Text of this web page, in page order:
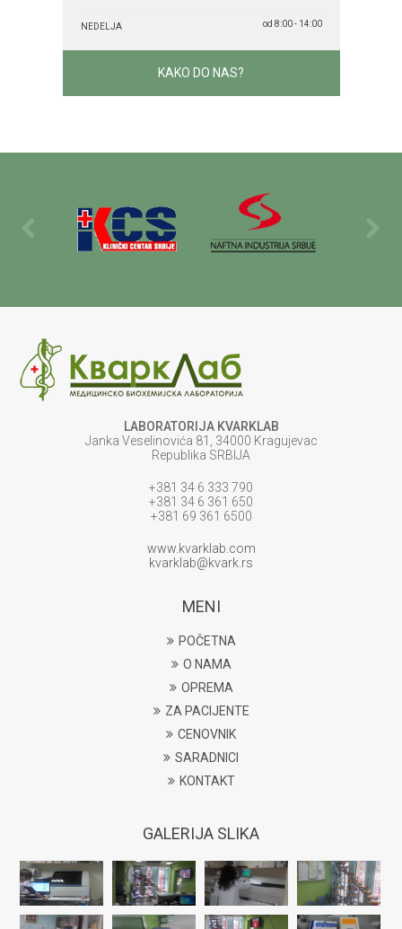
NEDELJA od 8:00 - 14:00
KAKO DO NAS?
LABORATORIJA KVARKLAB
Janka Veselinovića 81, 34000 Kragujevac
Republika SRBIJA
+381 34 6 333 790
+381 34 6 361 650
+381 69 361 6500
www.kvarklab.com
kvarklab@kvark.rs
MENI
POČETNA
O NAMA
OPREMA
ZA PACIJENTE
CENOVNIK
SARADNICI
KONTAKT
GALERIJA SLIKA